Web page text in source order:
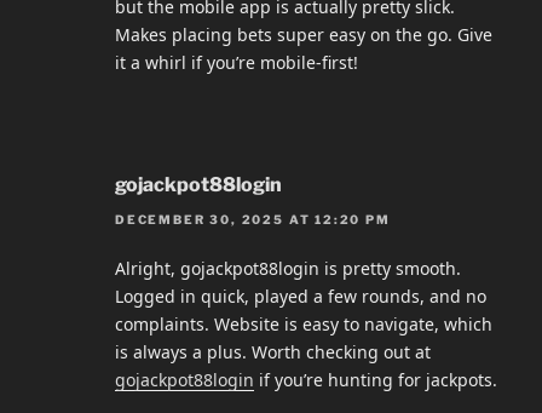
but the mobile app is actually pretty slick.
Makes placing bets super easy on the go. Give
it a whirl if you’re mobile-first!
gojackpot88login
DECEMBER 30, 2025 AT 12:20 PM
Alright, gojackpot88login is pretty smooth.
Logged in quick, played a few rounds, and no
complaints. Website is easy to navigate, which
is always a plus. Worth checking out at
gojackpot88login if you’re hunting for jackpots.